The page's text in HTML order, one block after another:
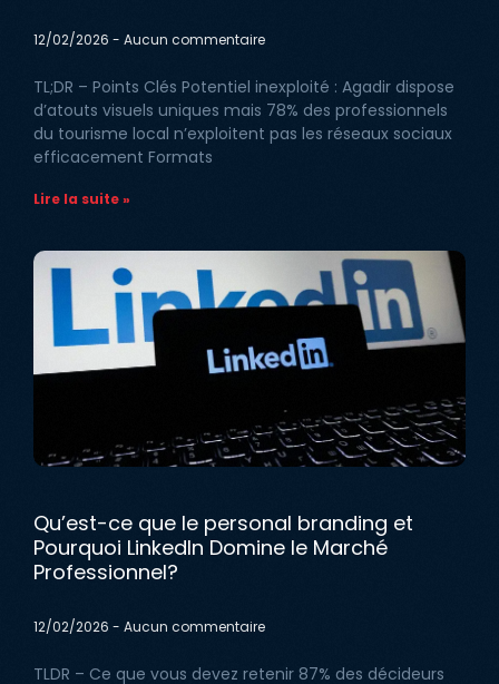
12/02/2026 Aucun commentaire
TL;DR – Points Clés Potentiel inexploité : Agadir dispose
d’atouts visuels uniques mais 78% des professionnels
du tourisme local n’exploitent pas les réseaux sociaux
efficacement Formats
Lire la suite »
Qu’est-ce que le personal branding et
Pourquoi LinkedIn Domine le Marché
Professionnel?
12/02/2026 Aucun commentaire
TLDR – Ce que vous devez retenir 87% des décideurs